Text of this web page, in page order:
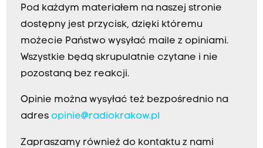
Pod każdym materiałem na naszej stronie
dostępny jest przycisk, dzięki któremu
możecie Państwo wysyłać maile z opiniami.
Wszystkie będą skrupulatnie czytane i nie
pozostaną bez reakcji.
Opinie można wysyłać też bezpośrednio na
adres opinie@radiokrakow.pl
Zapraszamy również do kontaktu z nami